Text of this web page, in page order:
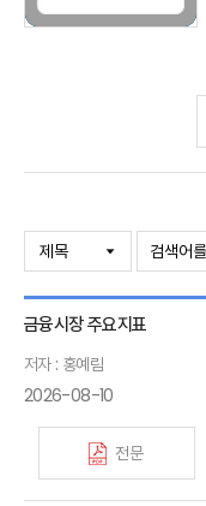
KIRI 고령화리뷰
보험회사 재무분석(종간)
주간 해외보험동향(종간)
해외보험금융동향(종간)
금융시장 주요지표
저자 : 홍예림
2026-08-10
전문